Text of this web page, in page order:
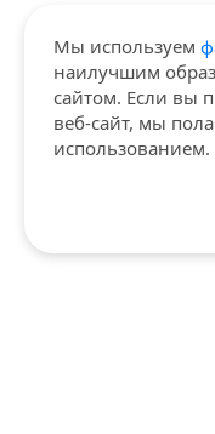
Мы используем
наилучшим
сайтом. Если вы
веб-сайт, мы
использованием.